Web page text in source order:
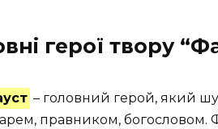
герої твору
– головний герой, який
правником, богословом.